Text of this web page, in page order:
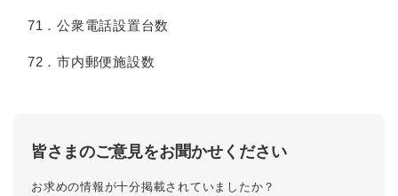
71．公衆電話設置台数
72．市内郵便施設数
皆さまのご意見をお聞かせください
お求めの情報が十分掲載されていましたか？